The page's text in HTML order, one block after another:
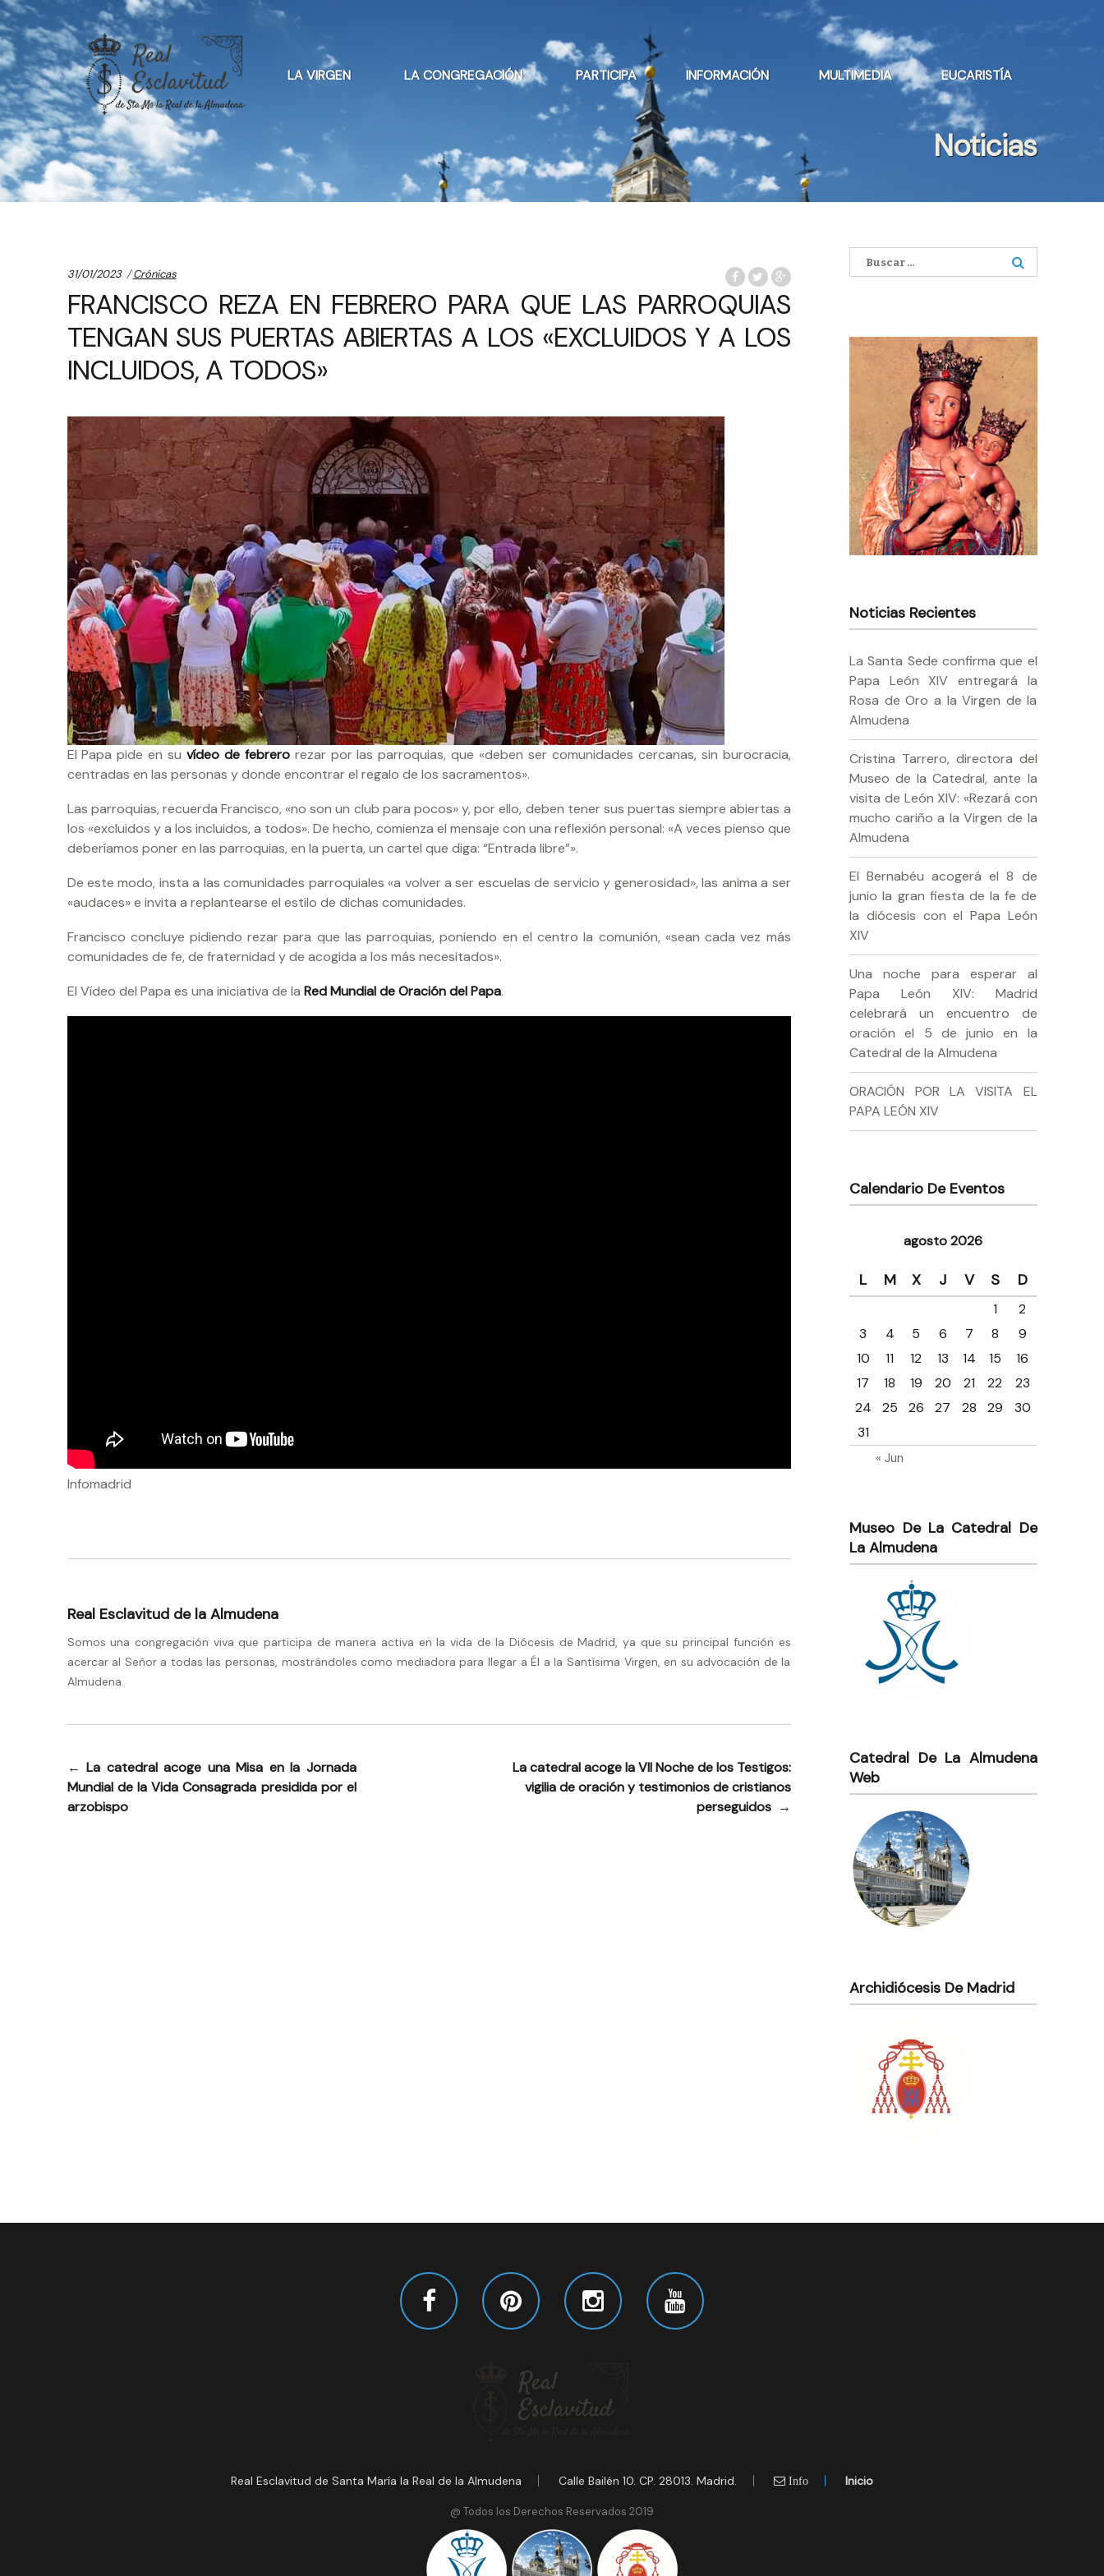
Skip
to
navigation
Skip
to
content
LA VIRGEN LA CONGREGACIÓN PARTICIPA INFORMACIÓN MULTIMEDIA EUCARISTÍA
Noticias
31/01/2023 Categories:
Crónicas
FRANCISCO REZA EN FEBRERO PARA QUE LAS PARROQUIAS
TENGAN SUS PUERTAS ABIERTAS A LOS «EXCLUIDOS Y A LOS
INCLUIDOS, A TODOS»
El Papa pide en su vídeo de febrerorezar por las parroquias, que «deben ser comunidades cercanas, sin burocracia,
centradas en las personas y donde encontrar el regalo de los sacramentos».
Las parroquias, recuerda Francisco, «no son un club para pocos» y, por ello, deben tener sus puertas siempre abiertas a
los «excluidos y a los incluidos, a todos». De hecho, comienza el mensaje con una reflexión personal: «A veces pienso que
deberíamos poner en las parroquias, en la puerta, un cartel que diga: “Entrada libre”».
De este modo, insta a las comunidades parroquiales «a volver a ser escuelas de servicio y generosidad», las anima a ser
«audaces» e invita a replantearse el estilo de dichas comunidades.
Francisco concluye pidiendo rezar para que las parroquias, poniendo en el centro la comunión, «sean cada vez más
comunidades de fe, de fraternidad y de acogida a los más necesitados».
El Vídeo del Papa es una iniciativa de la Red Mundial de Oración del Papa.
Infomadrid
Real Esclavitud de la Almudena
Somos una congregación viva que participa de manera activa en la vida de la Diócesis de Madrid, ya que su principal función es
acercar al Señor a todas las personas, mostrándoles como mediadora para llegar a Él a la Santísima Virgen, en su advocación de la
Almudena.
Navegación
de
entradas
← La catedral acoge una Misa en la Jornada
Mundial de la Vida Consagrada presidida por el
arzobispo
La catedral acoge la VII Noche de los Testigos:
vigilia de oración y testimonios de cristianos
perseguidos →
Buscar:
Noticias Recientes
La Santa Sede confirma que el
Papa León XIV entregará la
Rosa de Oro a la Virgen de la
Almudena
Cristina Tarrero, directora del
Museo de la Catedral, ante la
visita de León XIV: «Rezará con
mucho cariño a la Virgen de la
Almudena
El Bernabéu acogerá el 8 de
junio la gran fiesta de la fe de
la diócesis con el Papa León
XIV
Una noche para esperar al
Papa León XIV: Madrid
celebrará un encuentro de
oración el 5 de junio en la
Catedral de la Almudena
ORACIÓN POR LA VISITA EL
PAPA LEÓN XIV
Calendario De Eventos
agosto 2026
L M X J V S D
« Jun
1
2
3
4 5 6 7 8
9
10
11 12 13 14 15
16
17
18 19 20 21 22
23
24
25 26 27 28 29
30
31
Museo De La Catedral De
La Almudena
Catedral De La Almudena
Web
Archidiócesis De Madrid
Real Esclavitud de Santa María la Real de la Almudena Calle Bailén 10. CP. 28013. Madrid. Info Inicio
@ Todos los Derechos Reservados 2019